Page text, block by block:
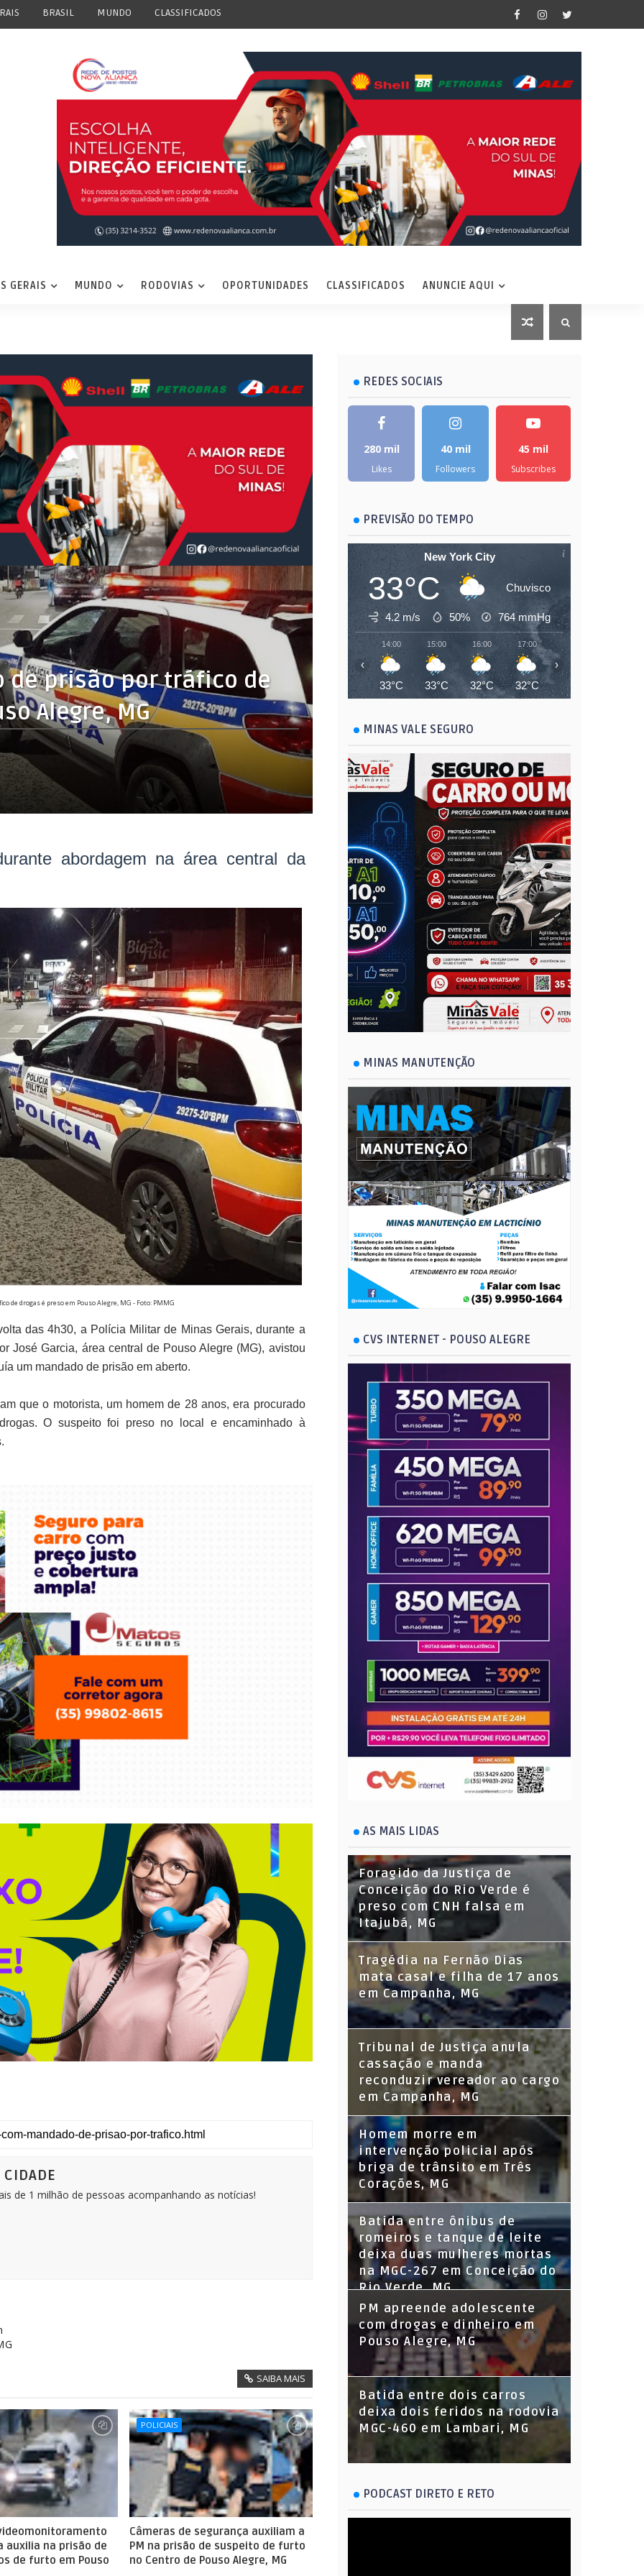
BRASIL MUNDO CLASSIFICADOS
GERAIS MUNDO RODOVIAS OPORTUNIDADES CLASSIFICADOS ANUNCIE AQUI
de prisão por tráfico de
Alegre, MG
abordagem na área central da
de drogas é preso em Pouso Alegre, MG - Foto: PMMG
das 4h30, a Polícia Militar de Minas Gerais, durante a
José Garcia, área central de Pouso Alegre (MG), avistou
um mandado de prisão em aberto.
que o motorista, um homem de 28 anos, era procurado
O suspeito foi preso no local e encaminhado à
de 1 milhão de pessoas acompanhando as notícias!
SAIBA MAIS
auxilia na prisão de
de furto em Pouso
POLICIAIS
Câmeras de segurança auxiliam a
PM na prisão de suspeito de furto
no Centro de Pouso Alegre, MG
REDES SOCIAIS
280 mil
Likes
40 mil
Followers
45 mil
Subscribes
PREVISÃO DO TEMPO
New York City
33°C Chuvisco
4.2 m/s 50% 764mmHg
14:00
33°C
15:00
33°C
16:00
32°C
17:00
32°C
18:00
28°C
‹ ›
MINAS VALE SEGURO
MINAS MANUTENÇÃO
CVS INTERNET - POUSO ALEGRE
AS MAIS LIDAS
Foragido da Justiça de
Conceição do Rio Verde é
preso com CNH falsa em
Itajubá, MG
Tragédia na Fernão Dias
mata casal e filha de 17 anos
em Campanha, MG
Tribunal de Justiça anula
cassação e manda
reconduzir vereador ao cargo
em Campanha, MG
Homem morre em
intervenção policial após
briga de trânsito em Três
Corações, MG
Batida entre ônibus de
romeiros e tanque de leite
deixa duas mulheres mortas
na MGC-267 em Conceição do
Rio Verde, MG
PM apreende adolescente
com drogas e dinheiro em
Pouso Alegre, MG
Batida entre dois carros
deixa dois feridos na rodovia
MGC-460 em Lambari, MG
PODCAST DIRETO E RETO